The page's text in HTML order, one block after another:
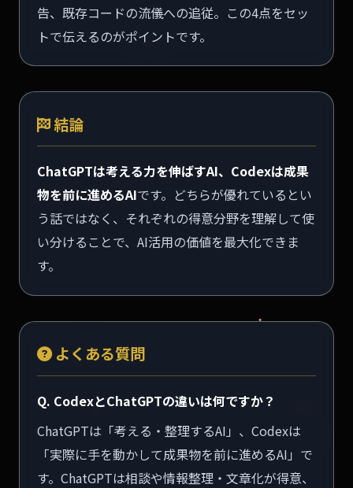
告、既存コードの流儀への追従。この4点をセッ
トで伝えるのがポイントです。
結論
ChatGPTは考える力を伸ばすAI、Codexは成果
物を前に進めるAIです。どちらが優れているとい
う話ではなく、それぞれの得意分野を理解して使
い分けることで、AI活用の価値を最大化できま
す。
よくある質問
Q. CodexとChatGPTの違いは何ですか？
ChatGPTは「考える・整理するAI」、Codexは
「実際に手を動かして成果物を前に進めるAI」で
す。ChatGPTは相談や情報整理・文章化が得意、